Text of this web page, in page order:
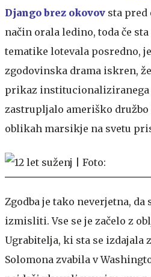
Django brez okovov sta pred
način orala ledino, toda če
tematike lotevala posredno,
zgodovinska drama iskren,
prikaz institucionaliziranega
zastrupljalo ameriško
oblikah marsikje na svetu
Zgodba je tako neverjetna, da
izmisliti. Vse se je začelo z
Ugrabitelja, ki sta se izdajala
Solomona zvabila v